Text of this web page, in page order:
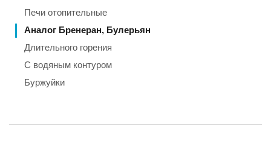
Печи отопительные
Аналог Бренеран, Булерьян
Длительного горения
С водяным контуром
Буржуйки